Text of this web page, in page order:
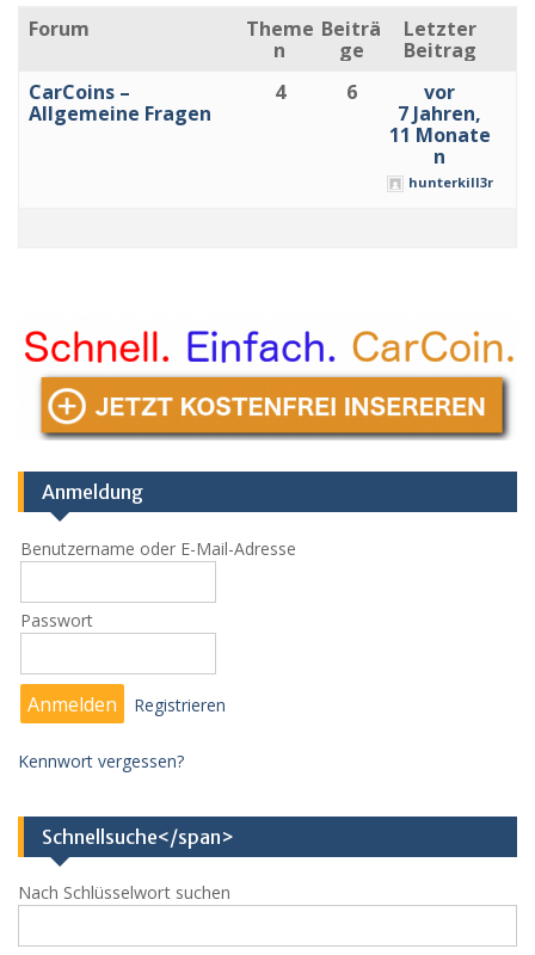
Forum
Theme
n
Beiträ
ge
Letzter
Beitrag
CarCoins –
Allgemeine Fragen
4 6
vor
7 Jahren,
11 Monate
n
hunterkill3r
Anmeldung
Benutzername oder E-Mail-Adresse
Passwort
Registrieren
Kennwort vergessen?
Schnellsuche</span>
Nach Schlüsselwort suchen